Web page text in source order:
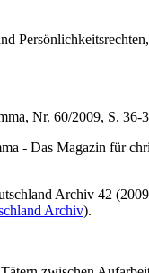
Nr. 60/2009, S. 36-
- Das Magazin für
Archiv 42
Archiv).